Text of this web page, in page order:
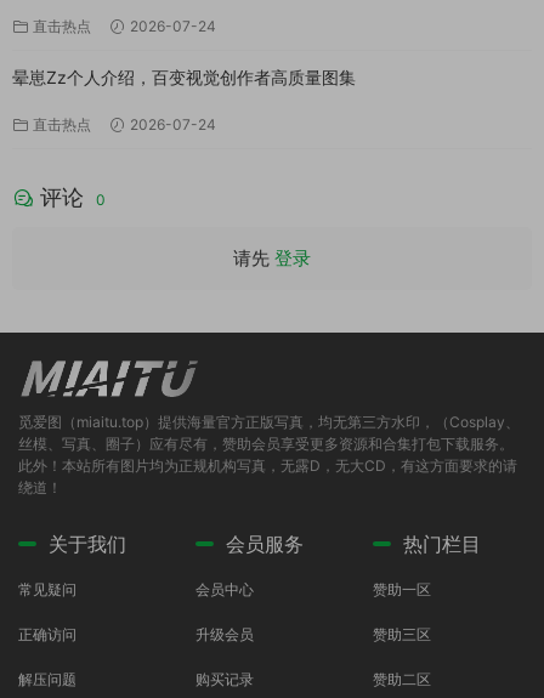
直击热点 2026-07-24
晕崽Zz个人介绍，百变视觉创作者高质量图集
直击热点 2026-07-24
评论 0
请先 登录
觅爱图（miaitu.top）提供海量官方正版写真，均无第三方水印，（Cosplay、
丝模、写真、圈子）应有尽有，赞助会员享受更多资源和合集打包下载服务。
此外！本站所有图片均为正规机构写真，无露D，无大CD，有这方面要求的请
绕道！
关于我们
常见疑问
正确访问
解压问题
会员服务
会员中心
升级会员
购买记录
热门栏目
赞助一区
赞助三区
赞助二区